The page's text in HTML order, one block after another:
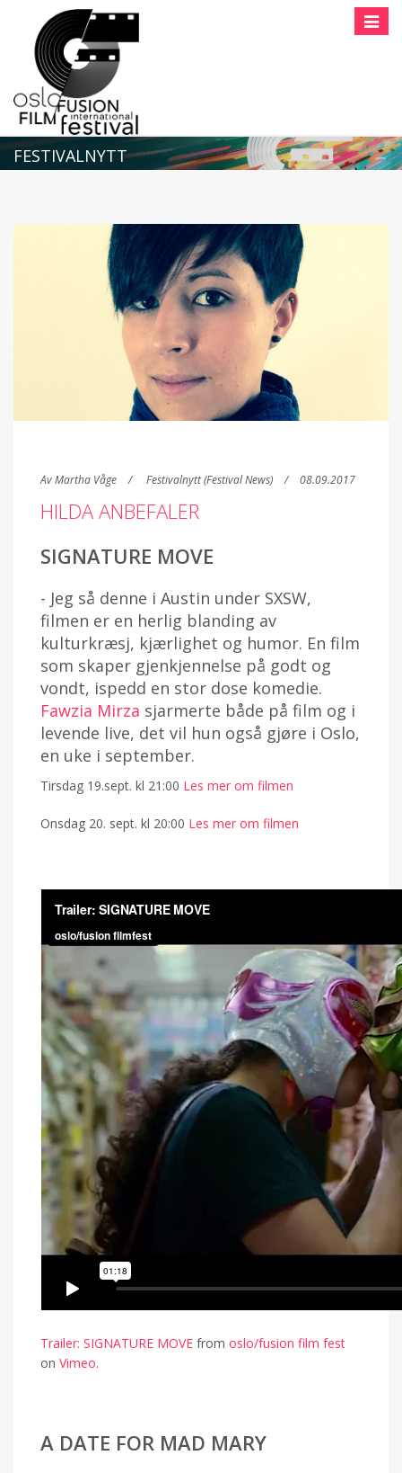
Toggle
FESTIVALNYTT
AvMartha Våge Festivalnytt (Festival News) 08.09.2017
HILDA ANBEFALER
SIGNATURE MOVE
- Jeg så denne i Austin under SXSW,
filmen er en herlig blanding av
kulturkræsj, kjærlighet og humor. En film
som skaper gjenkjennelse på godt og
vondt, ispedd en stor dose komedie.
Fawzia Mirza sjarmerte både på film og i
levende live, det vil hun også gjøre i Oslo,
en uke i september.
Tirsdag 19.sept. kl 21:00 Les mer om filmen
Onsdag 20. sept. kl 20:00 Les mer om filmen
Trailer: SIGNATURE MOVE from oslo/fusion film fest
on Vimeo.
A DATE FOR MAD MARY